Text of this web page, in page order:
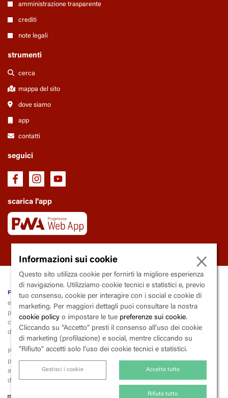
amministrazione trasparente
crediti
note legali
strumenti
cerca
mappa del sito
dove siamo
app
contatti
seguici
scarica l'app
fondazione Trianon Viviani
ente soggetto al controllo e la vigilanza della Regione Campania
piazza
Vincenzo alenda, 9 - 80139
codice fiscale 80015000633 | partita iva 03600290633 | codice
destinatario X2PH38J
Per la liquidazione e il versamento dell’iva, la fondazione applica lo
payment(scissione dei pagamenti),
ai sensi dell’art. 17-ter del Dpr 26 ottobre 1972, n. 633 («Istituzione e
disciplina dell'imposta sul valore aggiunto»).
Informazioni sui cookie ×
Questo sito utilizza cookie per fornirti la migliore esperienza
di navigazione. Utilizziamo cookie tecnici e statistici e, previo
tuo consenso, cookie per interagire con i social e cookie di
marketing. Per maggiori dettagli puoi consultare la nostra
cookie policy o impostare le tue preferenze sui cookie.
Cliccando su “Accetto” presti il consenso all’uso dei cookie
di marketing (profilazione) e social, mentre cliccando su
"Rifiuto" accetti solo l’uso dei cookie tecnici e statistici.
Gestisci i cookie Accetta tutto
Rifiuta tutto